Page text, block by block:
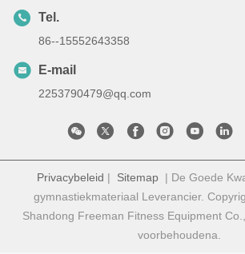
Tel.
86--15552643358
E-mail
2253790479@qq.com
Privacybeleid | Sitemap| De Goede
gymnastiekmateriaal Leverancier.
Shandong Freeman Fitness Equipment
voorbehoudena.